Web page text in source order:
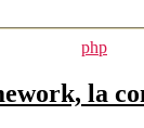
php
la